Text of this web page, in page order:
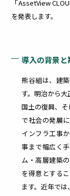
外
の
威
率
な
よ
管
コス
ト
減と
セキ
ュリ
「AssetView
を発表します。
導入の背景
熊谷組は、建
す。明治から
国土の復興、
で社会の発展
インフラ工事
事まで幅広く
ム・高層建築
を得意とする
ます。近年で